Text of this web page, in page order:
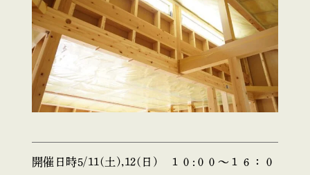
開催日時5/11(土),12(日) １０:００〜１６：０